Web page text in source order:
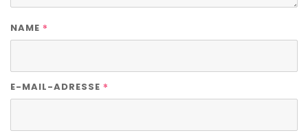
NAME *
E-MAIL-ADRESSE *